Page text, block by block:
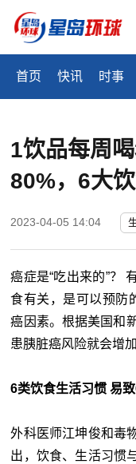
首页 快讯 时事
1饮品每周
80%，6大
2023-04-05 14:04
癌症是“吃出来的”？
食有关，是可以预防
癌因素。根据美国和
患胰脏癌风险就会增加
6类饮食生活习惯 易
外科医师江坤俊和毒
出，饮食、生活习惯